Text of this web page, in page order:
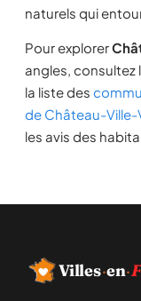
naturels qui
Pour explorer
angles, consultez
la liste des
de Château-Ville-
les avis des
Villes·en·